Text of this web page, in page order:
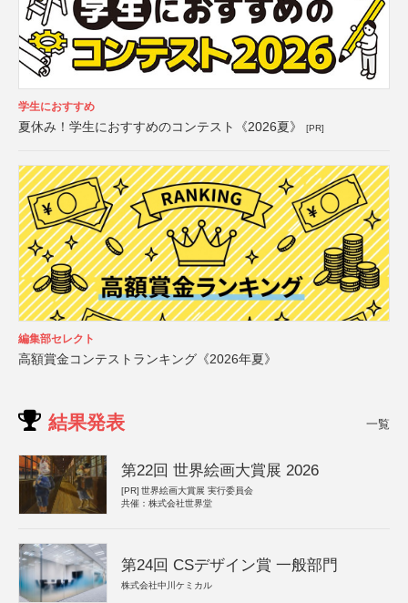
学生におすすめ
夏休み！学生におすすめのコンテスト《2026夏》 [PR]
編集部セレクト
高額賞金コンテストランキング《2026年夏》
結果発表 一覧
第22回 世界絵画大賞展 2026
[PR] 世界絵画大賞展 実行委員会
共催：株式会社世界堂
第24回 CSデザイン賞 一般部門
株式会社中川ケミカル